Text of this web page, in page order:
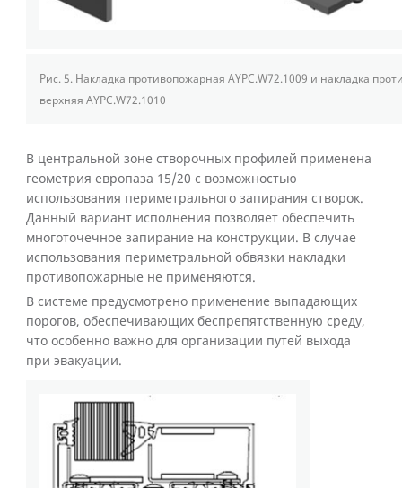
Рис. 5. Накладка противопожарная AYPC.W72.1009 и накладка
верхняя AYPC.W72.1010
В центральной зоне створочных профилей применена
геометрия европаза 15/20 с возможностью
использования периметрального запирания створок.
Данный вариант исполнения позволяет обеспечить
многоточечное запирание на конструкции. В случае
использования периметральной обвязки накладки
противопожарные не применяются.
В системе предусмотрено применение выпадающих
порогов, обеспечивающих беспрепятственную среду,
что особенно важно для организации путей выхода
при эвакуации.